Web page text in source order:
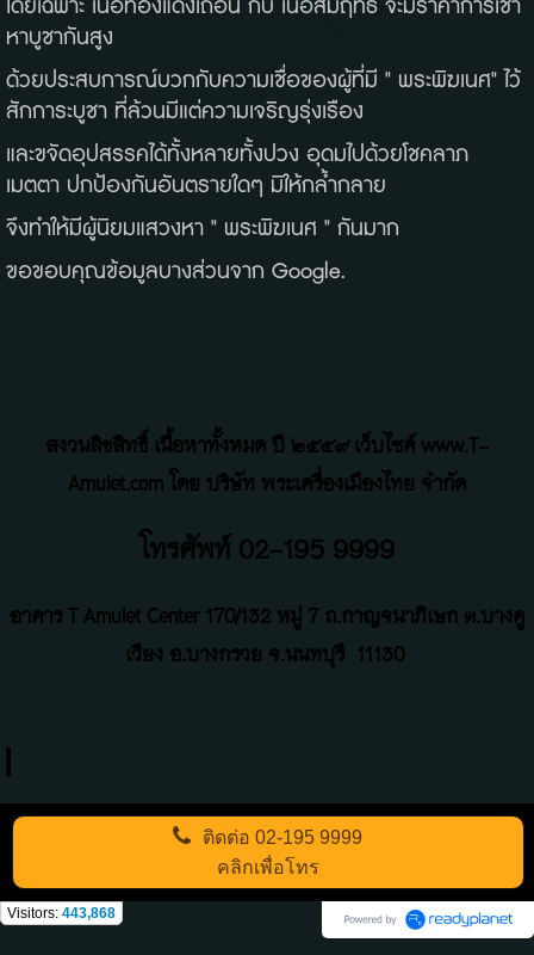
โดยเฉพาะ เนื้อทองแดงเถื่อน กับ เนื้อสัมฤทธิ์ จะมีราคาการเช่า
หาบูชากันสูง
ด้วยประสบการณ์บวกกับความเชื่อของผู้ที่มี " พระพิฆเนศ" ไว้
สักการะบูชา ที่ล้วนมีแต่ความเจริญรุ่งเรือง
และขจัดอุปสรรคได้ทั้งหลายทั้งปวง อุดมไปด้วยโชคลาภ
เมตตา ปกป้องกันอันตรายใดๆ มิให้กล้ำกลาย
จึงทำให้มีผู้นิยมแสวงหา " พระพิฆเนศ " กันมาก
ขอขอบคุณข้อมูลบางส่วนจาก Google.
สงวนลิขสิทธิ์ เนื้อหาทั้งหมด ปี ๒๕๕๙ เว็บไซค์ www.T-
Amulet.com โดย บริษัท พระเครื่องเมืองไทย จำกัด
โทรศัพท์ 02-195 9999
อาคาร T Amulet Center170/132 หมู่ 7 ถ.กาญจนาภิเษก ต.บางคู
เวียง อ.บางกรวย จ.นนทบุรี 11130
ติดต่อ02-195 9999
คลิกเพื่อโทร
Visitors: 443,868